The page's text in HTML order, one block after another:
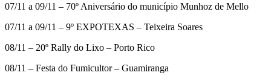
07/11 a 09/11 – 70º Aniversário do município Munhoz de Mello
07/11 a 09/11 – 9º EXPOTEXAS – Teixeira Soares
08/11 – 20º Rally do Lixo – Porto Rico
08/11 – Festa do Fumicultor – Guamiranga